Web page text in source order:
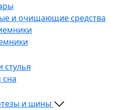
и очищающие средства
стулья
сна
и шины